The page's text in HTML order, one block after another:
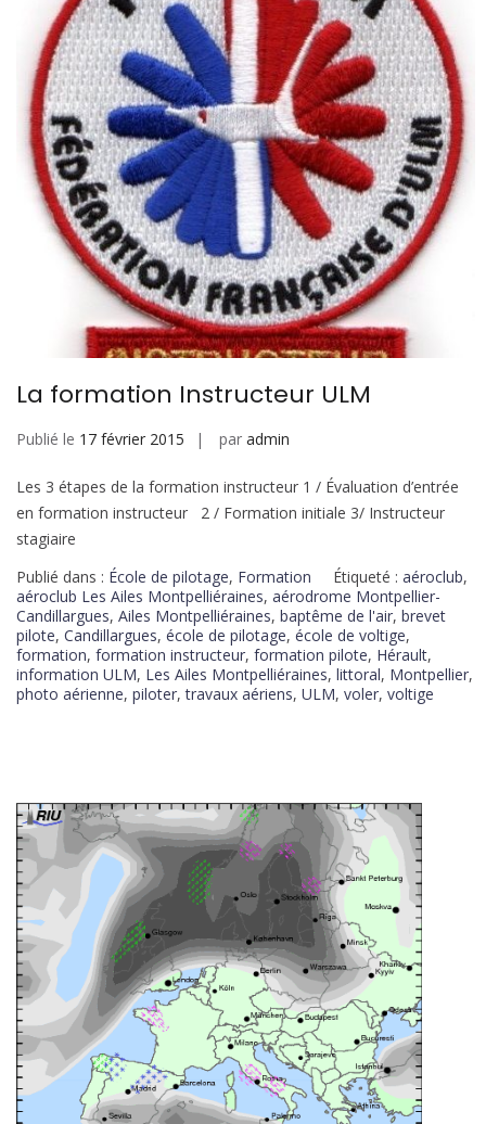
La formation Instructeur ULM
Publié le 17 février 2015 par admin
Les 3 étapes de la formation instructeur 1 / Évaluation d’entrée
en formation instructeur 2 / Formation initiale 3/ Instructeur
stagiaire
Publié dans : École de pilotage, Formation Étiqueté : aéroclub,
aéroclub Les Ailes Montpelliéraines, aérodrome Montpellier-
Candillargues, Ailes Montpelliéraines, baptême de l'air, brevet
pilote, Candillargues, école de pilotage, école de voltige,
formation, formation instructeur, formation pilote, Hérault,
information ULM, Les Ailes Montpelliéraines, littoral, Montpellier,
photo aérienne, piloter,travaux aériens, ULM, voler, voltige